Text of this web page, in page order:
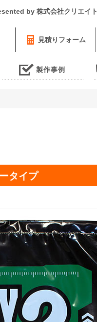
by 株式会社クリエイト
見積りフォーム
製作事例
タイプ